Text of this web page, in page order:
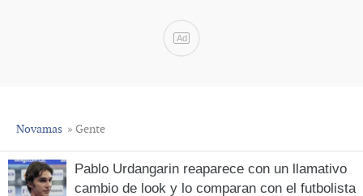
Ad
Novamas » Gente
Pablo Urdangarin reaparece con un llamativo
cambio de look y lo comparan con el futbolista